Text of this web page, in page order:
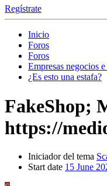
Regístrate
Inicio
Foros
Foros
Empresas negocios
¿Es esto una estafa?
FakeShop;
https://
Iniciador del tema
Start date 15 June